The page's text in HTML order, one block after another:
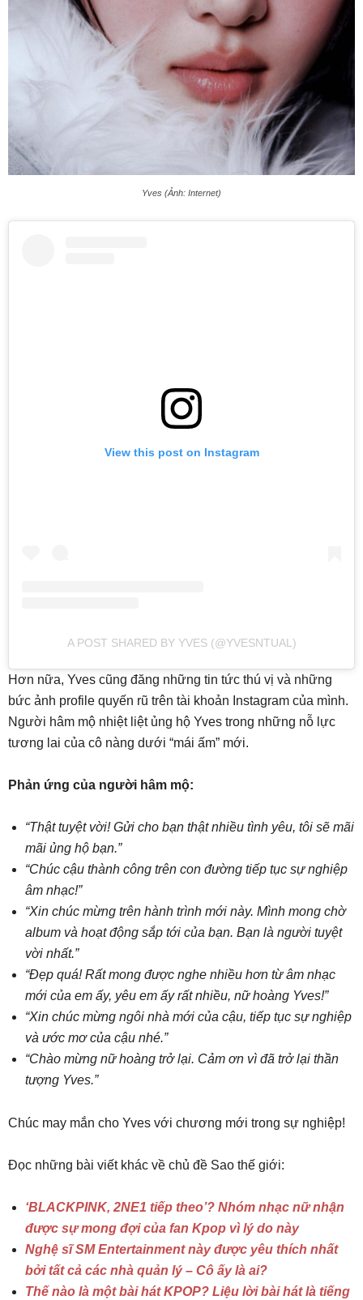
Yves (Ảnh: Internet)
View this post on Instagram
A POST SHARED BY YVES (@YVESNTUAL)
Hơn nữa, Yves cũng đăng những tin tức thú vị và những
bức ảnh profile quyến rũ trên tài khoản Instagram của mình.
Người hâm mộ nhiệt liệt ủng hộ Yves trong những nỗ lực
tương lai của cô nàng dưới “mái ấm” mới.
Phản ứng của người hâm mộ:
“Thật tuyệt vời! Gửi cho bạn thật nhiều tình yêu, tôi sẽ mãi
mãi ủng hộ bạn.”
“Chúc cậu thành công trên con đường tiếp tục sự nghiệp
âm nhạc!”
“Xin chúc mừng trên hành trình mới này. Mình mong chờ
album và hoạt động sắp tới của bạn. Bạn là người tuyệt
vời nhất.”
“Đẹp quá! Rất mong được nghe nhiều hơn từ âm nhạc
mới của em ấy, yêu em ấy rất nhiều, nữ hoàng Yves!”
“Xin chúc mừng ngôi nhà mới của cậu, tiếp tục sự nghiệp
và ước mơ của cậu nhé.”
“Chào mừng nữ hoàng trở lại. Cảm ơn vì đã trở lại thần
tượng Yves.”
Chúc may mắn cho Yves với chương mới trong sự nghiệp!
Đọc những bài viết khác về chủ đề Sao thế giới:
‘BLACKPINK, 2NE1 tiếp theo’? Nhóm nhạc nữ nhận
được sự mong đợi của fan Kpop vì lý do này
Nghệ sĩ SM Entertainment này được yêu thích nhất
bởi tất cả các nhà quản lý – Cô ấy là ai?
Thế nào là một bài hát KPOP? Liệu lời bài hát là tiếng